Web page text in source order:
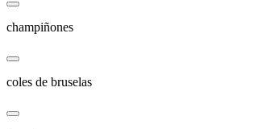
champiñones
coles de bruselas